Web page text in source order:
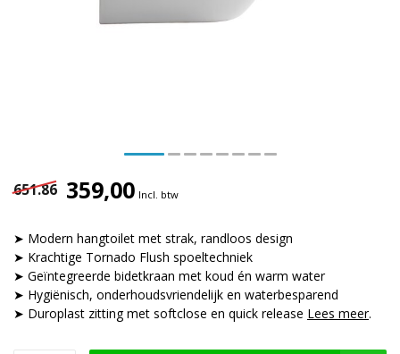
651.86 359,00 Incl. btw
➤ Modern hangtoilet met strak, randloos design
➤ Krachtige Tornado Flush spoeltechniek
➤ Geïntegreerde bidetkraan met koud én warm water
➤ Hygiënisch, onderhoudsvriendelijk en waterbesparend
➤ Duroplast zitting met softclose en quick release Lees meer.